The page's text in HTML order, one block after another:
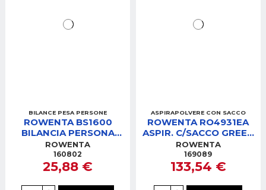
BILANCE PESA PERSONE
ROWENTA BS1600
BILANCIA PERSONA
PREMIO 3 LEGNO
ROWENTA
160802
25,88 €
ASPIRAPOLVERE CON SACCO
ROWENTA RO4931EA
ASPIR. C/SACCO GREEN
FORCE MAX
ROWENTA
169089
133,54 €